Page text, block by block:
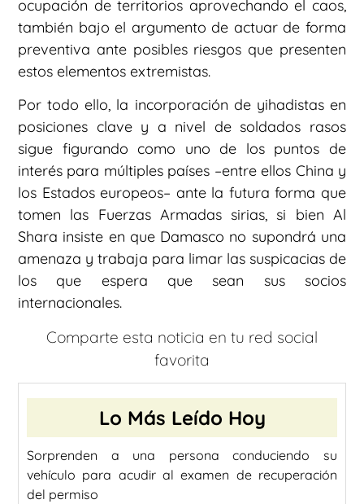
ocupación de territorios aprovechando el caos,
también bajo el argumento de actuar de forma
preventiva ante posibles riesgos que presenten
estos elementos extremistas.
Por todo ello, la incorporación de yihadistas en
posiciones clave y a nivel de soldados rasos
sigue figurando como uno de los puntos de
interés para múltiples países –entre ellos China y
los Estados europeos– ante la futura forma que
tomen las Fuerzas Armadas sirias, si bien Al
Shara insiste en que Damasco no supondrá una
amenaza y trabaja para limar las suspicacias de
los que espera que sean sus socios
internacionales.
Comparte esta noticia en tu red social
favorita
Lo Más Leído Hoy
Sorprenden a una persona conduciendo su
vehículo para acudir al examen de recuperación
del permiso